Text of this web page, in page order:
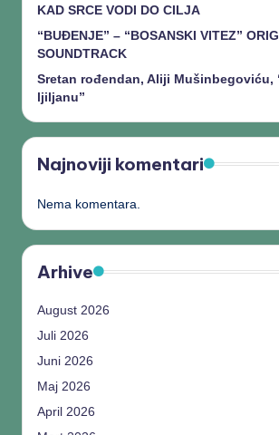
KAD SRCE VODI DO CILJA
“BUĐENJE” – “BOSANSKI VITEZ”
SOUNDTRACK
Sretan rođendan, Aliji Mušinbegoviću,
ljiljanu”
Najnoviji komentari
Nema komentara.
Arhive
August 2026
Juli 2026
Juni 2026
Maj 2026
April 2026